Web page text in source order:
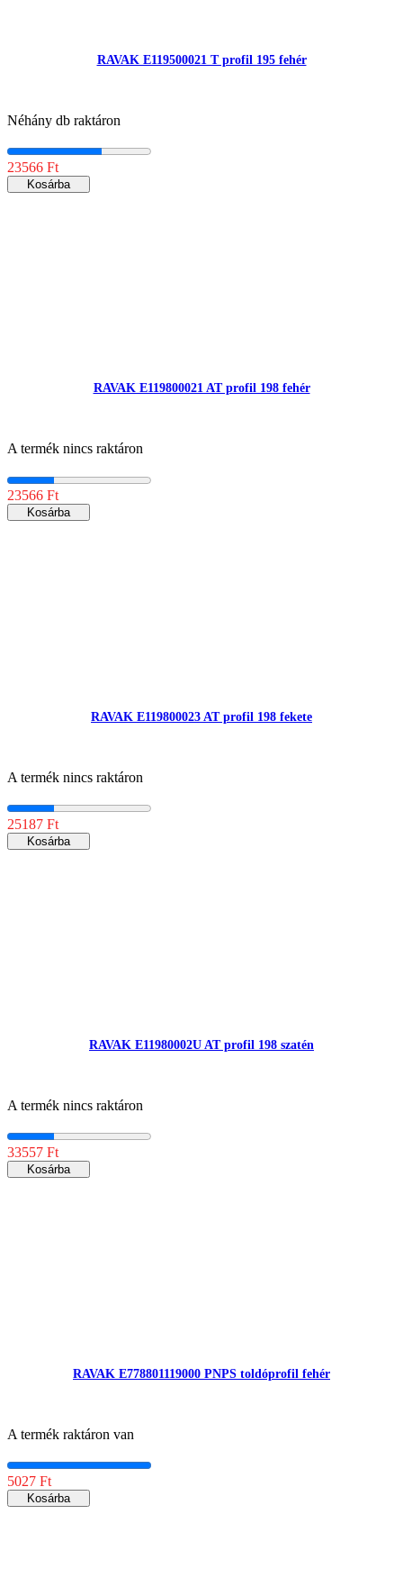
RAVAK E119500021 T profil 195 fehér
Néhány db raktáron
23566 Ft
Kosárba
RAVAK E119800021 AT profil 198 fehér
A termék nincs raktáron
23566 Ft
Kosárba
RAVAK E119800023 AT profil 198 fekete
A termék nincs raktáron
25187 Ft
Kosárba
RAVAK E11980002U AT profil 198 szatén
A termék nincs raktáron
33557 Ft
Kosárba
RAVAK E778801119000 PNPS toldóprofil fehér
A termék raktáron van
5027 Ft
Kosárba